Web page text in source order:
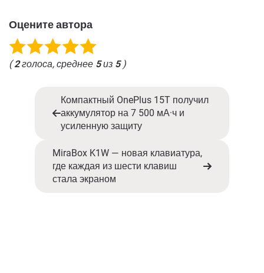
Оцените автора
(2голоса, среднее 5из 5)
Компактный OnePlus 15T получил
аккумулятор на 7 500 мА·ч и
усиленную защиту
MiraBox K1W — новая клавиатура,
где каждая из шести клавиш
стала экраном